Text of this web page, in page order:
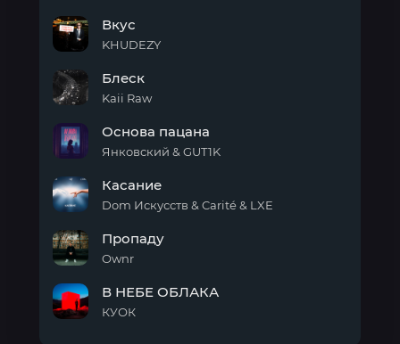
твоих
губ
Вкус
KHUDEZY
Блеск
Kaii Raw
пацана
Основа пацана
Янковский & GUT1K
Касание
Dom Искусств & Carité & LXE
Пропаду
Ownr
В НЕБЕ ОБЛАКА
КУОК